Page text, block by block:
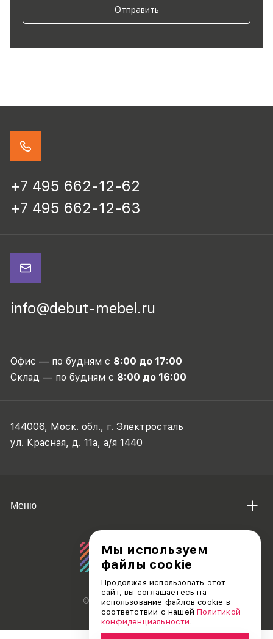
Отправить
+7 495 662-12-62
+7 495 662-12-63
info@debut-mebel.ru
Офис — по будням с 8:00 до 17:00
Склад — по будням с 8:00 до 16:00
144006, Моск. обл., г. Электросталь
ул. Красная, д. 11а, а/я 1440
© АО «ДЕБЮТ», 2011 — 2026
Меню
Мы используем
файлы cookie
Продолжая использовать этот
сайт, вы соглашаетесь на
использование файлов cookie в
соответствии с нашейПолитикой
конфиденциальности .